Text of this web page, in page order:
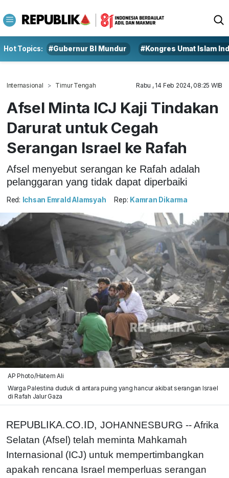
Hot Topics: #Gubernur BI Mundur #Kongres Umat Islam
Internasional Timur Tengah Rabu , 14 Feb 2024, 08:25 WIB
Afsel Minta ICJ Kaji Tindakan
Darurat untuk Cegah
Serangan Israel ke Rafah
Afsel menyebut serangan ke Rafah adalah
pelanggaran yang tidak dapat diperbaiki
Red: Ichsan Emrald Alamsyah Rep: Kamran Dikarma
AP Photo/Hatem Ali
Warga Palestina duduk di antara puing yang hancur akibat serangan Israel
di Rafah Jalur Gaza
REPUBLIKA.CO.ID, JOHANNESBURG -- Afrika
Selatan (Afsel) telah meminta Mahkamah
Internasional (ICJ) untuk mempertimbangkan
apakah rencana Israel memperluas serangan